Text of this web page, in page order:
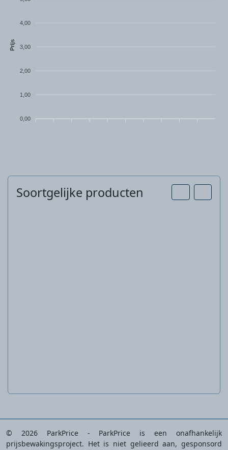
4,00
3,00
2,00
1,00
0,00
Prijs
Soortgelijke producten
© 2026 ParkPrice - ParkPrice is een onafhankelijk
prijsbewakingsproject. Het is niet gelieerd aan, gesponsord